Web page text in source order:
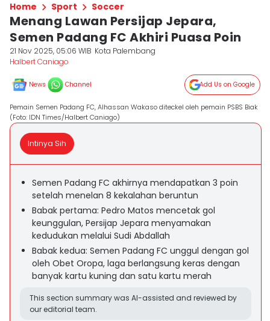
Home Sport Soccer
Menang Lawan Persijap Jepara,
Semen Padang FC Akhiri Puasa Poin
21 Nov 2025, 05:06 WIB Kota Palembang
Halbert Caniago
News Channel Add Us on Google
Pemain Semen Padang FC, Alhassan Wakaso diteckel oleh pemain PSBS Biak
(Foto: IDN Times/Halbert Caniago)
Intinya Sih
Semen Padang FC akhirnya mendapatkan 3 poin
setelah menelan 8 kekalahan beruntun
Babak pertama: Pedro Matos mencetak gol
keunggulan, Persijap Jepara menyamakan
kedudukan melalui Sudi Abdallah
Babak kedua: Semen Padang FC unggul dengan gol
oleh Obet Oropa, laga berlangsung keras dengan
banyak kartu kuning dan satu kartu merah
This section summary was AI-assisted and reviewed by
our editorial team.